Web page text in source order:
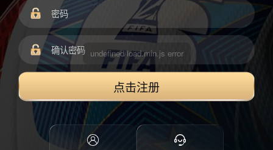
点击注册